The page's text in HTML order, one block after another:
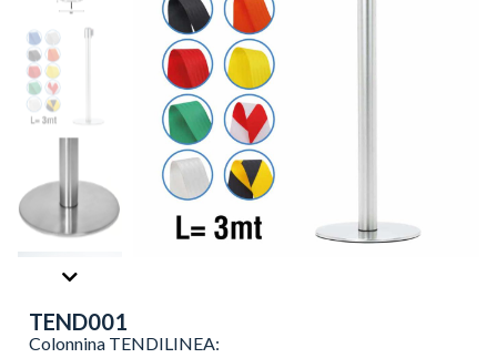
TEND001
Colonnina TENDILINEA: